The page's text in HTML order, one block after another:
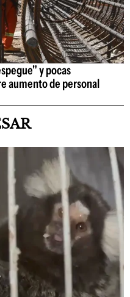
y pocas
aumento de personal